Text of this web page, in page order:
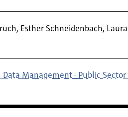
Esther Schneidenbach,
Data Management - Public Sector